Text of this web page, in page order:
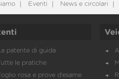
Eventi News e circolari
La patente di guida
le pratiche
rosa e prove d’esame